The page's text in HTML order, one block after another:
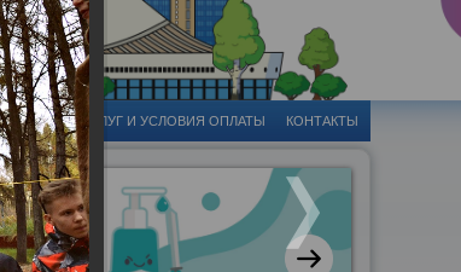
УСЛУГ И УСЛОВИЯ ОПЛАТЫ КОНТАКТЫ